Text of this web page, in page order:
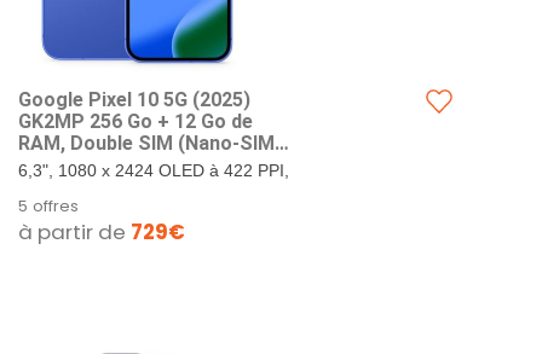
Google Pixel ​10 5G (202​5)
GK2MP 256 Go + 12 Go de
RAM, Double SIM (Nano-SIM,
eSIM), Android 1​6 débloqué
en Usine Smartpho ne
(Indigo)
6,3", 1080 x 2424 OLED à 422 PPI,
2. 256 Go de stockage + 12 Go de
RAM. Google...
5 offres
à partir de 729€